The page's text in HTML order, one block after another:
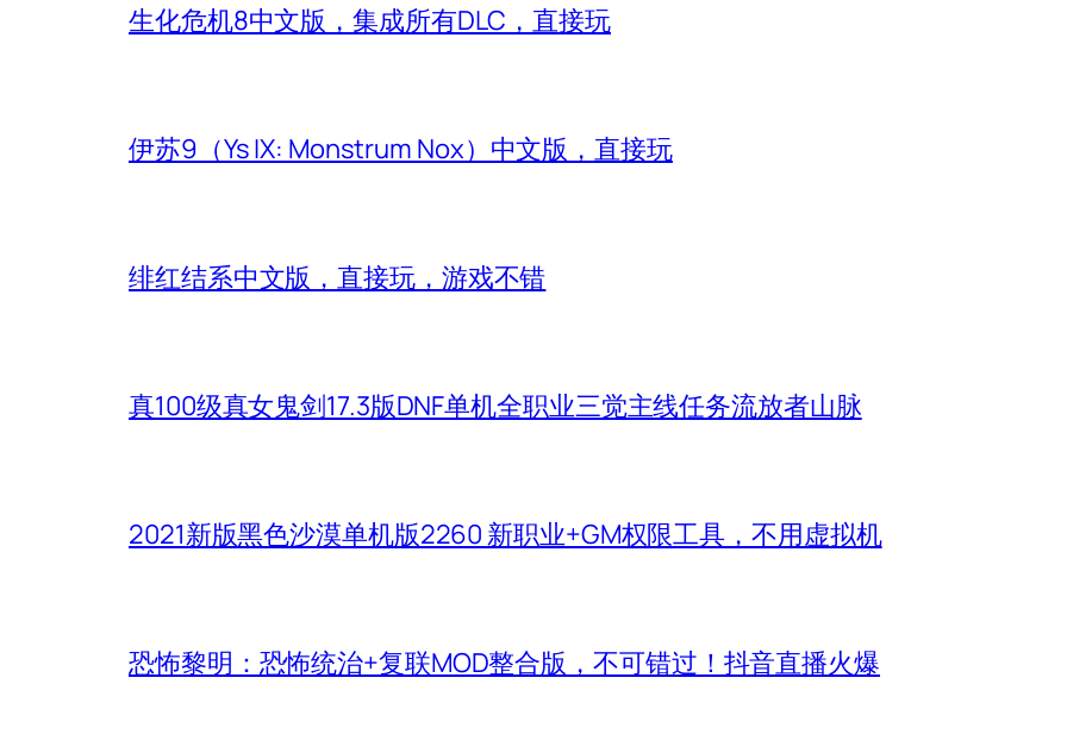
生化危机8中文版，集成所有DLC，直接玩
伊苏9（Ys IX: Monstrum Nox）中文版，直接玩
绯红结系中文版，直接玩，游戏不错
真100级真女鬼剑17.3版DNF单机全职业三觉主线任务流放者山脉
2021新版黑色沙漠单机版2260 新职业+GM权限工具，不用虚拟机
恐怖黎明：恐怖统治+复联MOD整合版，不可错过！抖音直播火爆